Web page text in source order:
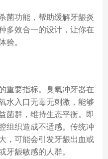
菌功能，帮助缓解牙龈炎
多效合一的设计，让你在
验。
重要指标。臭氧冲牙器在
水入口无毒无刺激，能够
菌群，维持生态平衡。即
组织造成不适感。传统冲
，可能会引发牙龈出血或
牙龈敏感的人群。